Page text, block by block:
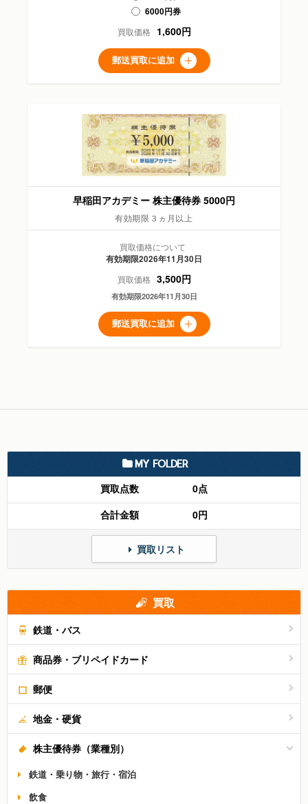
6000円券
買取価格
1,600円
郵送買取に追加
早稲田アカデミー 株主優待券 5000円
有効期限３ヵ月以上
買取価格について
有効期限2026年11月30日
買取価格 3,500円
有効期限2026年11月30日
郵送買取に追加
MY FOLDER
買取点数
0点
合計金額
0円
買取リスト
買取
鉄道・バス
商品券・ブリペイドカード
郵便
地金・硬貨
株主優待券（業種別）
鉄道・乗り物・旅行・宿泊
飲食